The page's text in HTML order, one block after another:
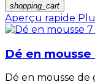
shopping_cart
Aperçu rapide
Dé en mousse
Dé en mousse